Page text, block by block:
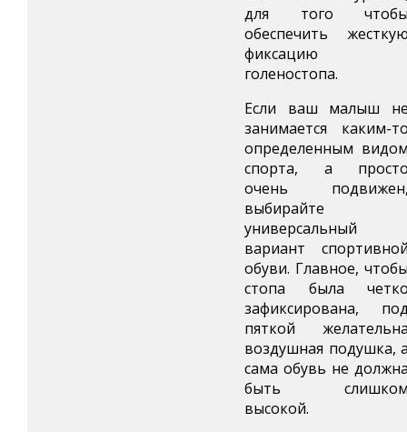
для того
обеспечить
фиксацию
голеностопа.
Если ваш малыш
занимается каким-
определенным
спорта, а
очень
выбирайте
универсальный
вариант
обуви. Главное,
стопа была
зафиксирована,
пяткой
воздушная подушка,
сама обувь не
быть
высокой.